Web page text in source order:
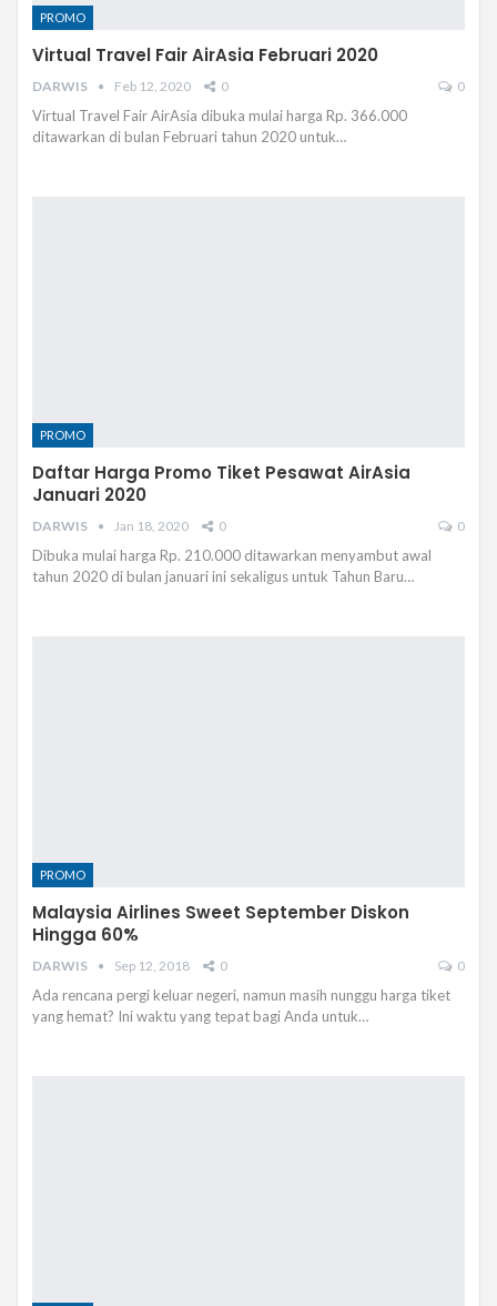
PROMO
Virtual Travel Fair AirAsia Februari 2020
DARWIS Feb 12, 2020 0 0
Virtual Travel Fair AirAsia dibuka mulai harga Rp. 366.000
ditawarkan di bulan Februari tahun 2020 untuk…
PROMO
Daftar Harga Promo Tiket Pesawat AirAsia
Januari 2020
DARWIS Jan 18, 2020 0 0
Dibuka mulai harga Rp. 210.000 ditawarkan menyambut awal
tahun 2020 di bulan januari ini sekaligus untuk Tahun Baru…
PROMO
Malaysia Airlines Sweet September Diskon
Hingga 60%
DARWIS Sep 12, 2018 0 0
Ada rencana pergi keluar negeri, namun masih nunggu harga tiket
yang hemat? Ini waktu yang tepat bagi Anda untuk…